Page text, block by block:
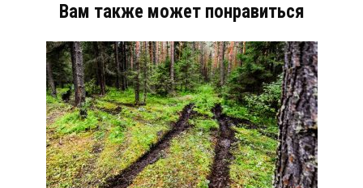
Вам также может понравиться